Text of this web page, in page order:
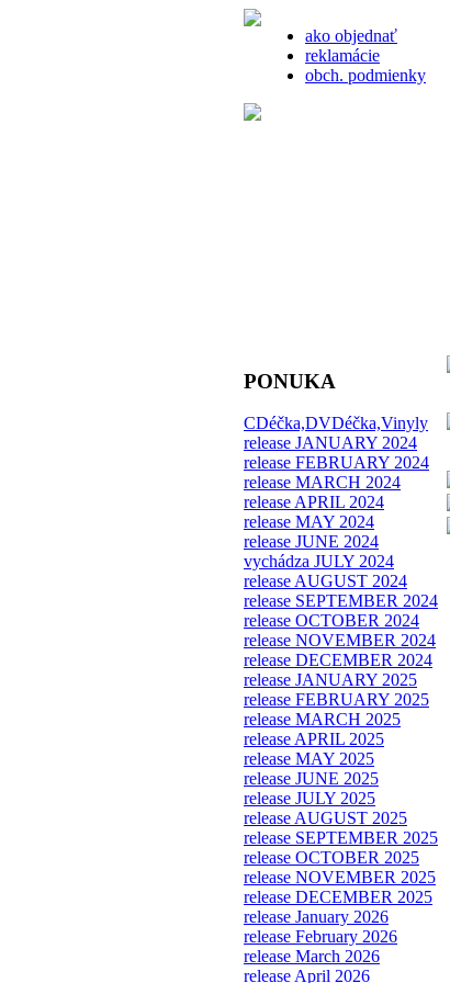
ako objednať
reklamácie
obch. podmienky
PONUKA
CDéčka,DVDéčka,Vinyly
release JANUARY 2024
release FEBRUARY 2024
release MARCH 2024
release APRIL 2024
release MAY 2024
release JUNE 2024
vychádza JULY 2024
release AUGUST 2024
release SEPTEMBER 2024
release OCTOBER 2024
release NOVEMBER 2024
release DECEMBER 2024
release JANUARY 2025
release FEBRUARY 2025
release MARCH 2025
release APRIL 2025
release MAY 2025
release JUNE 2025
release JULY 2025
release AUGUST 2025
release SEPTEMBER 2025
release OCTOBER 2025
release NOVEMBER 2025
release DECEMBER 2025
release January 2026
release February 2026
release March 2026
release April 2026